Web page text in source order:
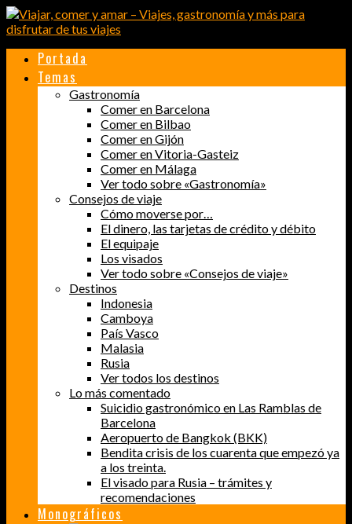
Portada
Temas
Gastronomía
Comer en Barcelona
Comer en Bilbao
Comer en Gijón
Comer en Vitoria-Gasteiz
Comer en Málaga
Ver todo sobre «Gastronomía»
Consejos de viaje
Cómo moverse por…
El dinero, las tarjetas de crédito y débito
El equipaje
Los visados
Ver todo sobre «Consejos de viaje»
Destinos
Indonesia
Camboya
País Vasco
Malasia
Rusia
Ver todos los destinos
Lo más comentado
Suicidio gastronómico en Las Ramblas de
Barcelona
Aeropuerto de Bangkok (BKK)
Bendita crisis de los cuarenta que empezó ya
a los treinta.
El visado para Rusia – trámites y
recomendaciones
Monográficos